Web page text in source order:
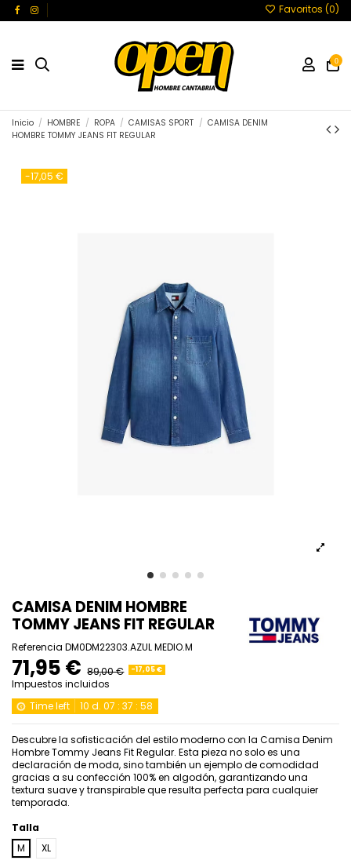
Favoritos (0)
0
Inicio HOMBRE ROPA CAMISAS SPORT
CAMISA DENIM
HOMBRE TOMMY JEANS FIT REGULAR
-17,05 €
CAMISA DENIM HOMBRE
TOMMY JEANS FIT REGULAR
Referencia DM0DM22303.AZUL MEDIO.M
71,95 € 89,00 € -17,05 €
Impuestos incluidos
Time left
10 d. 07 :37 :57
Descubre la sofisticación del estilo moderno con la Camisa Denim
Hombre Tommy Jeans Fit Regular. Esta pieza no solo es una
declaración de moda, sino también un ejemplo de comodidad
gracias a su confección 100% en algodón, garantizando una
textura suave y transpirable que resulta perfecta para cualquier
temporada.
Talla
M
XL